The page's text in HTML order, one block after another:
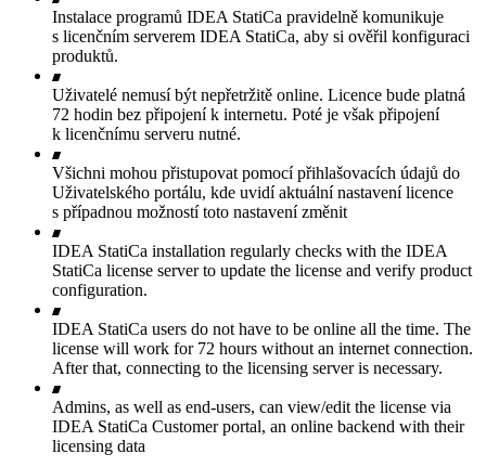
Instalace programů IDEA StatiCa pravidelně komunikuje
s licenčním serverem IDEA StatiCa, aby si ověřil konfiguraci
produktů.
Uživatelé nemusí být nepřetržitě online. Licence bude platná
72 hodin bez připojení k internetu. Poté je však připojení
k licenčnímu serveru nutné.
Všichni mohou přistupovat pomocí přihlašovacích údajů do
Uživatelského portálu, kde uvidí aktuální nastavení licence
s případnou možností toto nastavení změnit
IDEA StatiCa installation regularly checks with the IDEA
StatiCa license server to update the license and verify product
configuration.
IDEA StatiCa users do not have to be online all the time. The
license will work for 72 hours without an internet connection.
After that, connecting to the licensing server is necessary.
Admins, as well as end-users, can view/edit the license via
IDEA StatiCa Customer portal, an online backend with their
licensing data